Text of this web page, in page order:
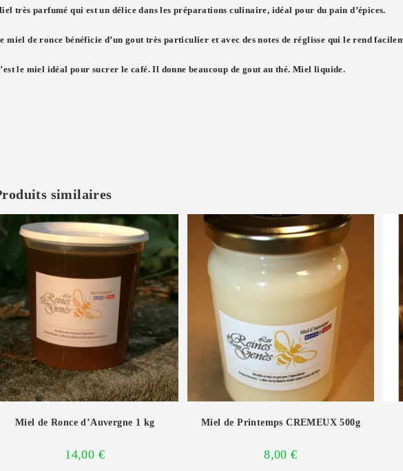
très parfumé qui est un délice dans les préparations culinaire, idéal pour du pain d’épices.
miel de ronce bénéficie d’un gout très particulier et avec des notes de réglisse qui le rend
le miel idéal pour sucrer le café. Il donne beaucoup de gout au thé. Miel liquide.
similaires
Miel de Ronce d’Auvergne 1 kg
14,00 €
Miel de Printemps CREMEUX 500g
8,00€